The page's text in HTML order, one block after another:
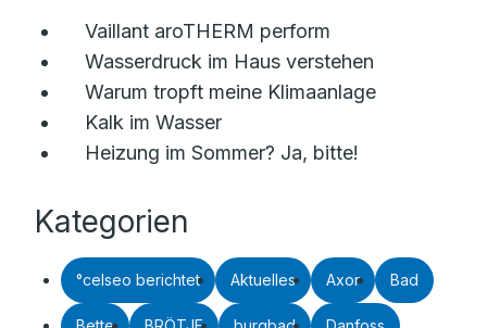
Vaillant aroTHERM perform
Wasserdruck im Haus verstehen
Warum tropft meine Klimaanlage
Kalk im Wasser
Heizung im Sommer? Ja, bitte!
Kategorien
°celseo berichtet Aktuelles Axor Bad